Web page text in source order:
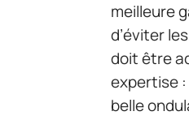
meilleure
d’éviter
doit être
expertise
belle